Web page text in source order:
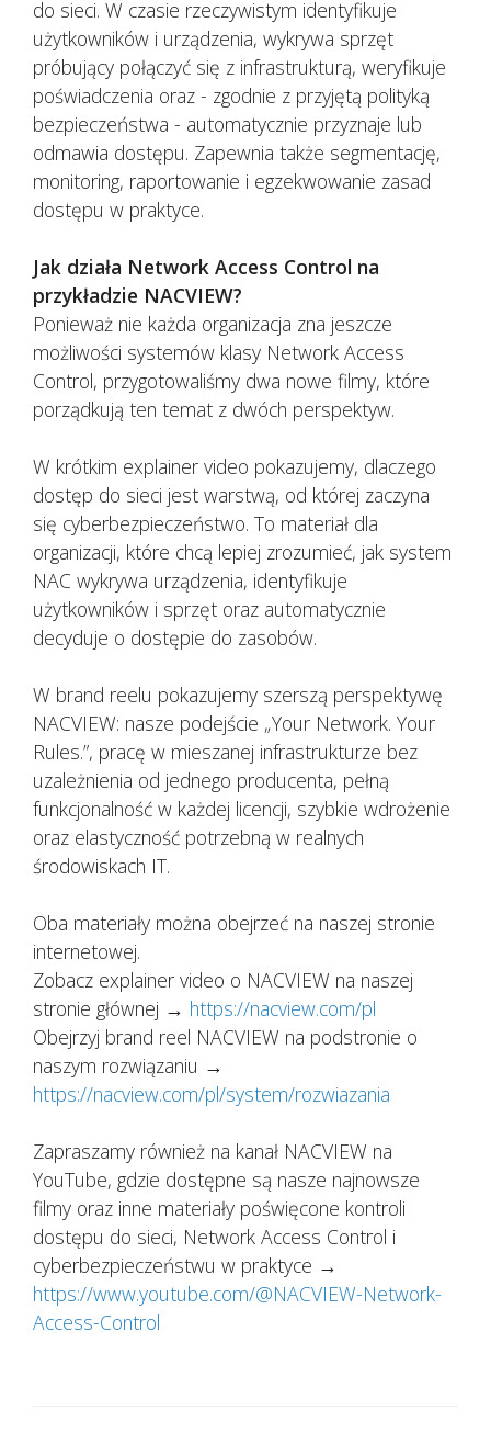
do sieci. W czasie rzeczywistym identyfikuje
użytkowników i urządzenia, wykrywa sprzęt
próbujący połączyć się z infrastrukturą, weryfikuje
poświadczenia oraz - zgodnie z przyjętą polityką
bezpieczeństwa - automatycznie przyznaje lub
odmawia dostępu. Zapewnia także segmentację,
monitoring, raportowanie i egzekwowanie zasad
dostępu w praktyce.
Jak działa Network Access Control na
przykładzie NACVIEW?
Ponieważ nie każda organizacja zna jeszcze
możliwości systemów klasy Network Access
Control, przygotowaliśmy dwa nowe filmy, które
porządkują ten temat z dwóch perspektyw.
W krótkim explainer video pokazujemy, dlaczego
dostęp do sieci jest warstwą, od której zaczyna
się cyberbezpieczeństwo. To materiał dla
organizacji, które chcą lepiej zrozumieć, jak system
NAC wykrywa urządzenia, identyfikuje
użytkowników i sprzęt oraz automatycznie
decyduje o dostępie do zasobów.
W brand reelu pokazujemy szerszą perspektywę
NACVIEW: nasze podejście „Your Network. Your
Rules.”, pracę w mieszanej infrastrukturze bez
uzależnienia od jednego producenta, pełną
funkcjonalność w każdej licencji, szybkie wdrożenie
oraz elastyczność potrzebną w realnych
środowiskach IT.
Oba materiały można obejrzeć na naszej stronie
internetowej.
Zobacz explainer video o NACVIEW na naszej
stronie głównej → https://nacview.com/pl
Obejrzyj brand reel NACVIEW na podstronie o
naszym rozwiązaniu →
https://nacview.com/pl/system/rozwiazania
Zapraszamy również na kanał NACVIEW na
YouTube, gdzie dostępne są nasze najnowsze
filmy oraz inne materiały poświęcone kontroli
dostępu do sieci, Network Access Control i
cyberbezpieczeństwu w praktyce →
https://www.youtube.com/@NACVIEW-Network-
Access-Control